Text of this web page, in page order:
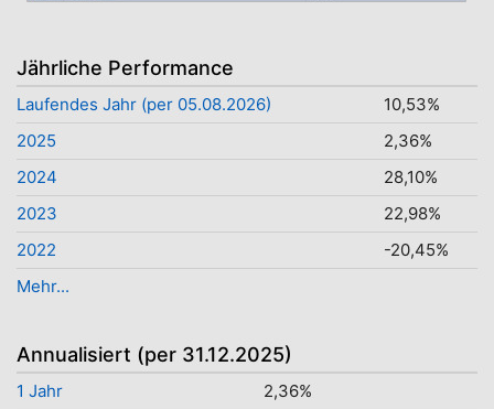
Jährliche Performance
Laufendes Jahr (per 05.08.2026)
10,53%
2025
2,36%
2024
28,10%
2023
22,98%
2022
-20,45%
Mehr...
Annualisiert (per 31.12.2025)
1 Jahr
2,36%